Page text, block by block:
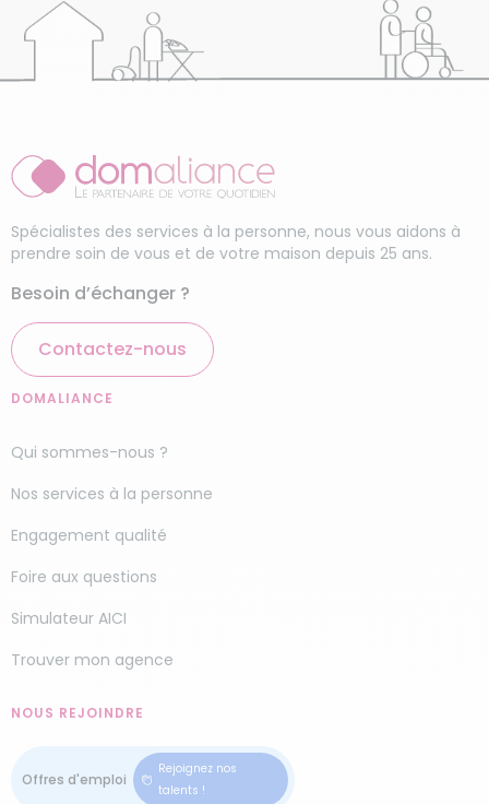
Spécialistes des services à la personne, nous vous aidons à
prendre soin de vous et de votre maison depuis 25 ans.
Besoin d’échanger ?
Contactez-nous
DOMALIANCE
Qui sommes-nous ?
Nos services à la personne
Engagement qualité
Foire aux questions
Simulateur AICI
Trouver mon agence
NOUS REJOINDRE
Rejoignez nos
talents !